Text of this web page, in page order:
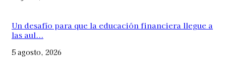
Un desafío para que la educación financiera llegue a
las aul...
5 agosto, 2026